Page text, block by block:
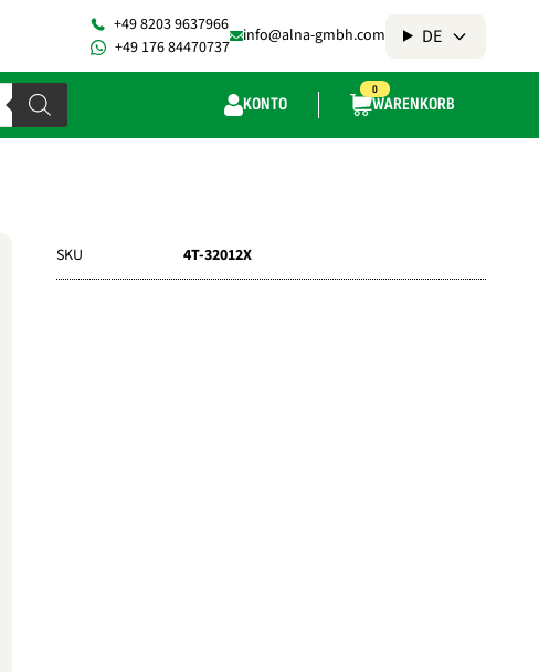
+49 8203 9637966
+49 176 84470737
info@alna-gmbh.com DE
KONTO
0
WARENKORB
SKU 4T-32012X